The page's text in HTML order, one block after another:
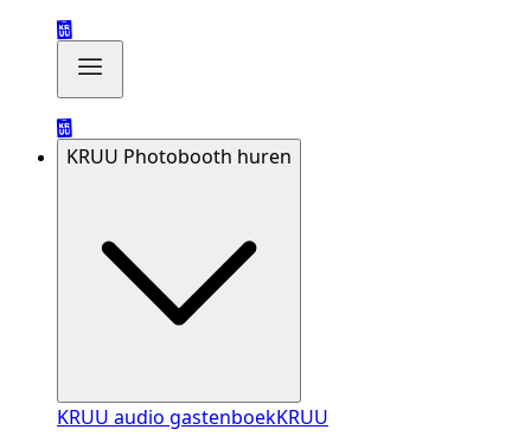
KRUU Photobooth huren
KRUU audio gastenboekKRUU